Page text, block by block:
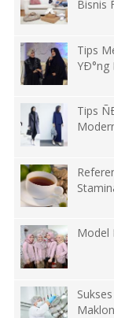
Bisnis
Tips
YÐ°ng
Tips
Model
Maklon